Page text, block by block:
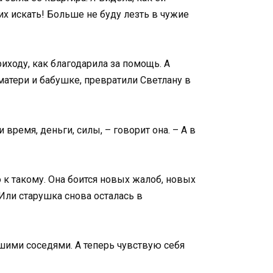
искать! Больше не буду лезть в чужие
как благодарила за помощь. А
и бабушке, превратили Светлану в
время, деньги, силы, – говорит она. – А в
к такому. Она боится новых жалоб, новых
старушка снова осталась в
соседями. А теперь чувствую себя